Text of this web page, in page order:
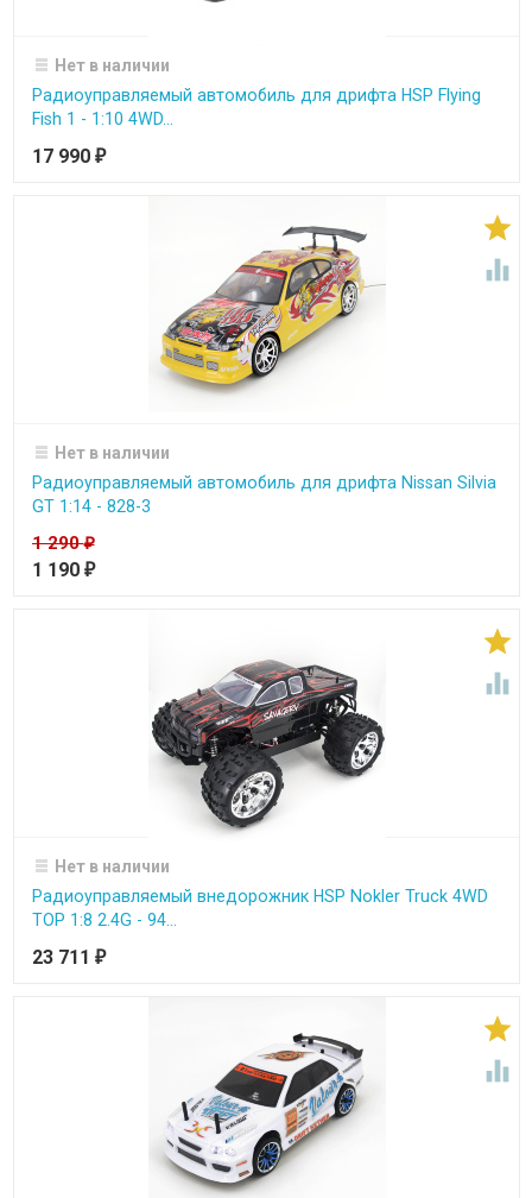
Нет в наличии
Радиоуправляемый автомобиль для дрифта HSP Flying
Fish 1 - 1:10 4WD...
17 990 ₽


Нет в наличии
Радиоуправляемый автомобиль для дрифта Nissan Silvia
GT 1:14 - 828-3
1 290₽
1 190 ₽


Нет в наличии
Радиоуправляемый внедорожник HSP Nokler Truck 4WD
TOP 1:8 2.4G - 94...
23 711 ₽

